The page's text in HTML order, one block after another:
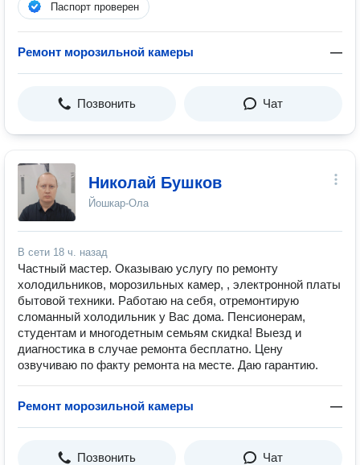
Паспорт проверен
Ремонт морозильной камеры —
Позвонить Чат
Николай Бушков
Йошкар-Ола
В сети 18 ч. назад
Частный мастер. Оказываю услугу по ремонту
холодильников, морозильных камер, , электронной платы
бытовой техники. Работаю на себя, отремонтирую
сломанный холодильник у Вас дома. Пенсионерам,
студентам и многодетным семьям скидка! Выезд и
диагностика в случае ремонта бесплатно. Цену
озвучиваю по факту ремонта на месте. Даю гарантию.
Ремонт морозильной камеры —
Позвонить Чат